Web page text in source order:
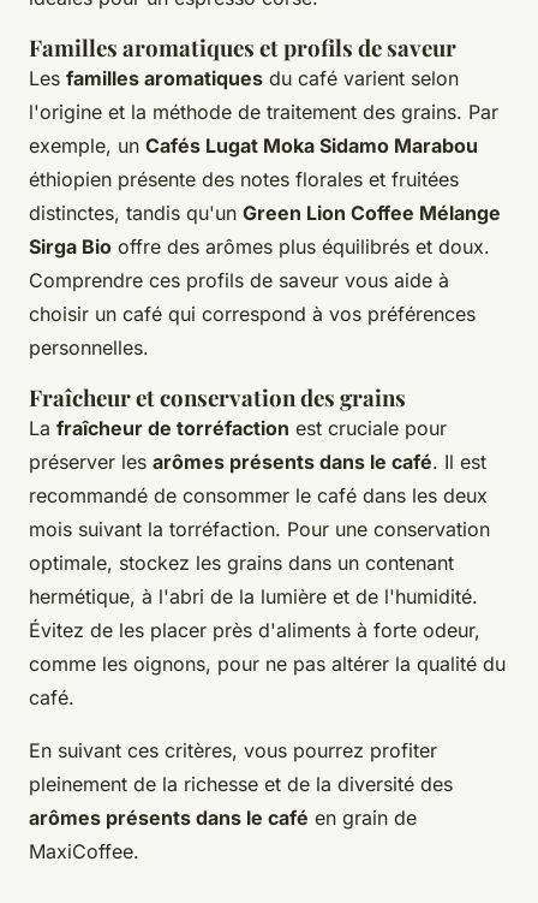
Familles aromatiques et profils de saveur
Les familles aromatiques du café varient selon
l'origine et la méthode de traitement des grains. Par
exemple, un Cafés Lugat Moka Sidamo Marabou
éthiopien présente des notes florales et fruitées
distinctes, tandis qu'un Green Lion Coffee Mélange
Sirga Bio offre des arômes plus équilibrés et doux.
Comprendre ces profils de saveur vous aide à
choisir un café qui correspond à vos préférences
personnelles.
Fraîcheur et conservation des grains
La fraîcheur de torréfaction est cruciale pour
préserver les arômes présents dans le café. Il est
recommandé de consommer le café dans les deux
mois suivant la torréfaction. Pour une conservation
optimale, stockez les grains dans un contenant
hermétique, à l'abri de la lumière et de l'humidité.
Évitez de les placer près d'aliments à forte odeur,
comme les oignons, pour ne pas altérer la qualité du
café.
En suivant ces critères, vous pourrez profiter
pleinement de la richesse et de la diversité des
arômes présents dans le café en grain de
MaxiCoffee.